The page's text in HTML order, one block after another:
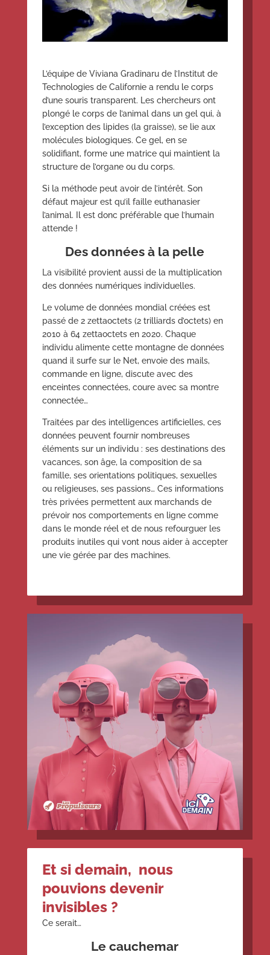
L’équipe de Viviana Gradinaru de l’Institut de
Technologies de Californie a rendu le corps
d’une souris transparent. Les chercheurs ont
plongé le corps de l’animal dans un gel qui, à
l’exception des lipides (la graisse), se lie aux
molécules biologiques. Ce gel, en se
solidifiant, forme une matrice qui maintient la
structure de l’organe ou du corps.
Si la méthode peut avoir de l’intérêt. Son
défaut majeur est qu’il faille euthanasier
l’animal. Il est donc préférable que l’humain
attende !
Des données à la pelle
La visibilité provient aussi de la multiplication
des données numériques individuelles.
Le volume de données mondial créées est
passé de 2 zettaoctets (2 trilliards d’octets) en
2010 à 64 zettaoctets en 2020. Chaque
individu alimente cette montagne de données
quand il surfe sur le Net, envoie des mails,
commande en ligne, discute avec des
enceintes connectées, coure avec sa montre
connectée…
Traitées par des intelligences artificielles, ces
données peuvent fournir nombreuses
éléments sur un individu : ses destinations des
vacances, son âge, la composition de sa
famille, ses orientations politiques, sexuelles
ou religieuses, ses passions… Ces informations
très privées permettent aux marchands de
prévoir nos comportements en ligne comme
dans le monde réel et de nous refourguer les
produits inutiles qui vont nous aider à accepter
une vie gérée par des machines.
Et si demain, nous
pouvions devenir
invisibles ?
Ce serait…
Le cauchemar